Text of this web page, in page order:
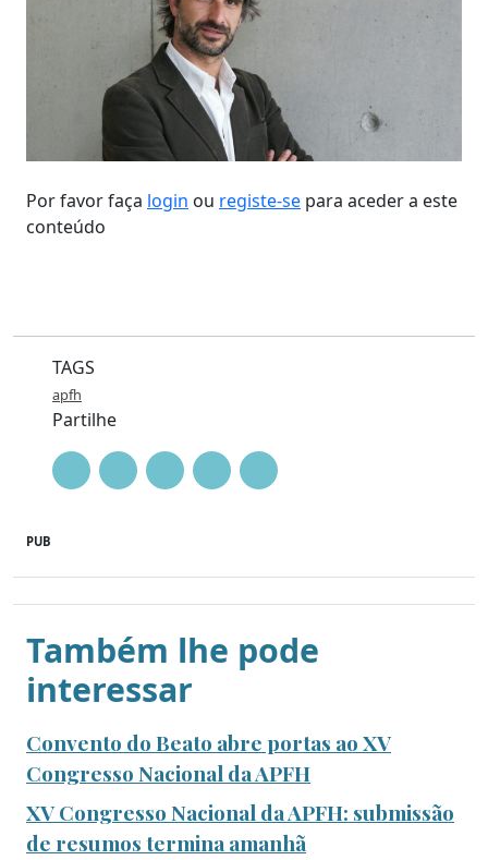
Por favor faça login ou registe-se para aceder a este
conteúdo
TAGS
apfh
Partilhe
PUB
Também lhe pode
interessar
Convento do Beato abre portas ao XV
Congresso Nacional da APFH
XV Congresso Nacional da APFH: submissão
de resumos termina amanhã